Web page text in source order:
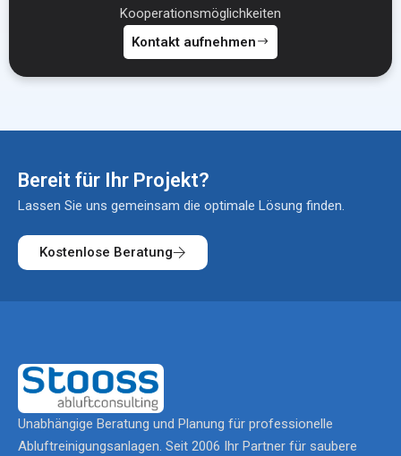
Kooperationsmöglichkeiten
Kontakt aufnehmen
Bereit für Ihr Projekt?
Lassen Sie uns gemeinsam die optimale Lösung finden.
Kostenlose Beratung
Unabhängige Beratung und Planung für professionelle
Abluftreinigungsanlagen. Seit 2006 Ihr Partner für saubere